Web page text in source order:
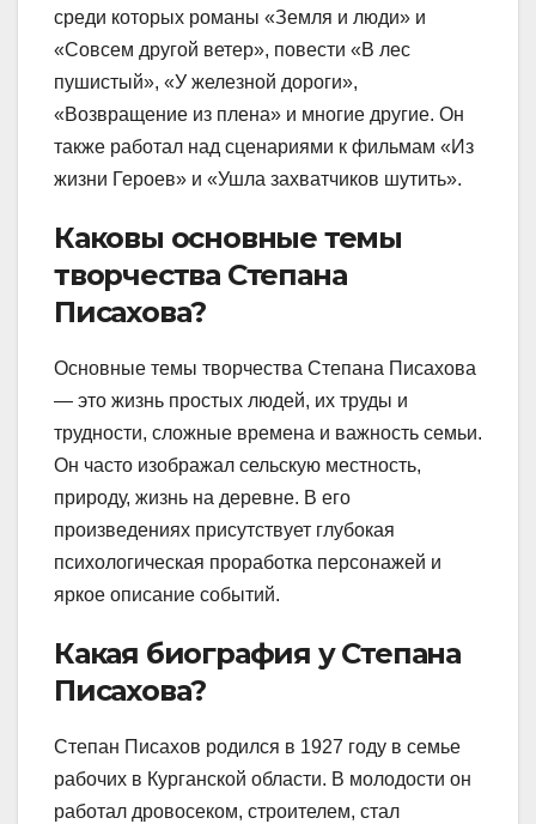
среди которых романы «Земля и люди» и
«Совсем другой ветер», повести «В лес
пушистый», «У железной дороги»,
«Возвращение из плена» и многие другие. Он
также работал над сценариями к фильмам «Из
жизни Героев» и «Ушла захватчиков шутить».
Каковы основные темы
творчества Степана
Писахова?
Основные темы творчества Степана Писахова
— это жизнь простых людей, их труды и
трудности, сложные времена и важность семьи.
Он часто изображал сельскую местность,
природу, жизнь на деревне. В его
произведениях присутствует глубокая
психологическая проработка персонажей и
яркое описание событий.
Какая биография у Степана
Писахова?
Степан Писахов родился в 1927 году в семье
рабочих в Курганской области. В молодости он
работал дровосеком, строителем, стал